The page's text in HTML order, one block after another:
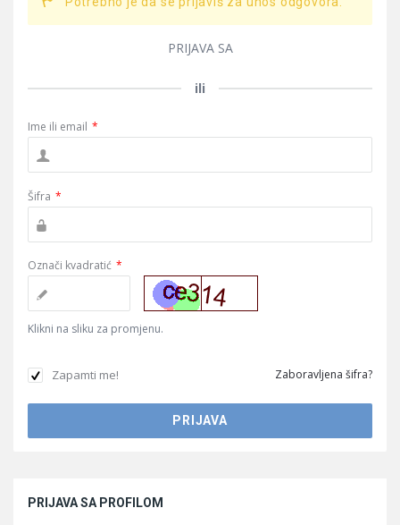
PRIJAVA SA
ili
Ime ili email *
Šifra *
Označi kvadratić *
Klikni na sliku za promjenu.
Zapamti me! Zaboravljena šifra?
PRIJAVA SA PROFILOM